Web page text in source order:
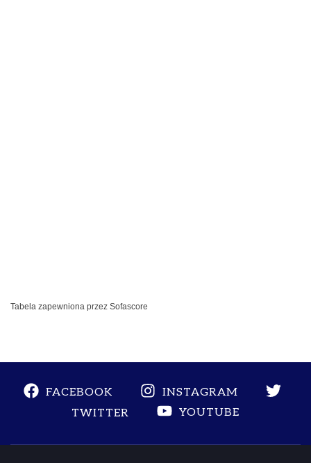
Tabela zapewniona przez Sofascore
FACEBOOK
INSTAGRAM
TWITTER
YOUTUBE